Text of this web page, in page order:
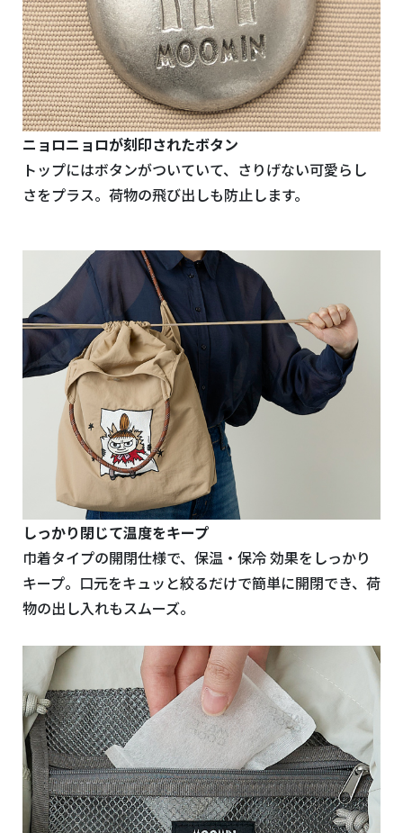
ニョロニョロが刻印されたボタン
トップにはボタンがついていて、さりげない可愛らし
さをプラス。荷物の飛び出しも防止します。
しっかり閉じて温度をキープ
巾着タイプの開閉仕様で、保温・保冷 効果をしっかり
キープ。口元をキュッと絞るだけで簡単に開閉でき、荷
物の出し入れもスムーズ。